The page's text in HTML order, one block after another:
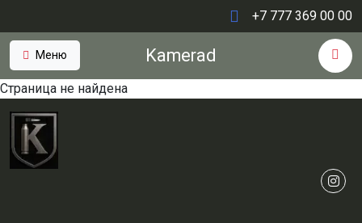
+7 777 369 00 00
Меню Kamerad
Страница не найдена